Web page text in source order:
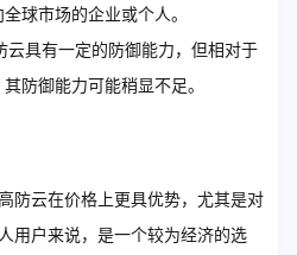
球市场的企业或个人。
云具有一定的防御能力，但相对于
防御能力可能稍显不足。
防云在价格上更具优势，尤其是对
用户来说，是一个较为经济的选